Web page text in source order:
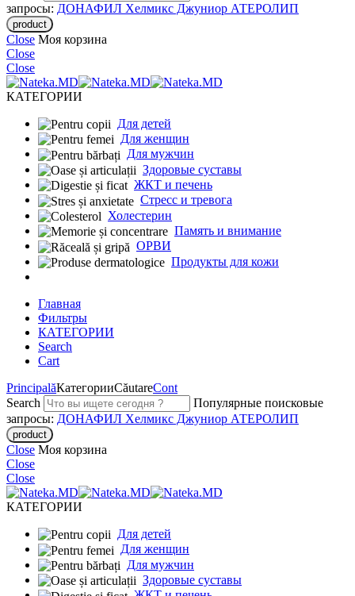
запросы: ДОНАФИЛ Хелмикс Джуниор АТЕРОЛИП
Close Моя корзина
Close
Close
КАТЕГОРИИ
Для детей
Для женщин
Для мужчин
Здоровые суставы
ЖКТ и печень
Cтресс и тревога
Холестерин
Память и внимание
ОРВИ
Продукты для кожи
Главная
Фильтры
КАТЕГОРИИ
Search
Cart
PrincipalăКатегорииCăutareCont
Search
Популярные поисковые
запросы: ДОНАФИЛ Хелмикс Джуниор АТЕРОЛИП
Close Моя корзина
Close
Close
КАТЕГОРИИ
Для детей
Для женщин
Для мужчин
Здоровые суставы